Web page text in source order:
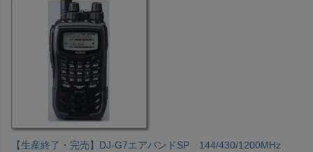
【生産終了・完売】DJ-G7エアバンドSP 144/430/1200MHz